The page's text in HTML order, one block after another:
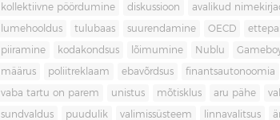
kollektiivne pöördumine diskussioon avalikud
lumehooldus tulubaas suurendamine OECD
piiramine kodakondsus lõimumine Nublu
määrus poliitreklaam ebavõrdsus finantsautonoomia
vaba tartu on parem unistus mõtisklus aru pähe
sundvaldus puudulik valimissüsteem linnavalitsus